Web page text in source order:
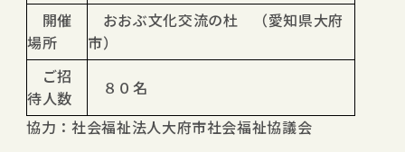
開催
場所
おおぶ文化交流の杜 （愛知県大府
市）
ご招
待人数
８０名
協力：社会福祉法人大府市社会福祉協議会